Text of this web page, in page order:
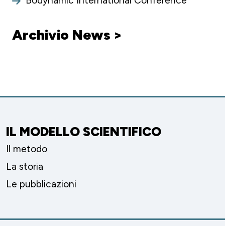
Archivio News >
IL MODELLO SCIENTIFICO
Il metodo
La storia
Le pubblicazioni